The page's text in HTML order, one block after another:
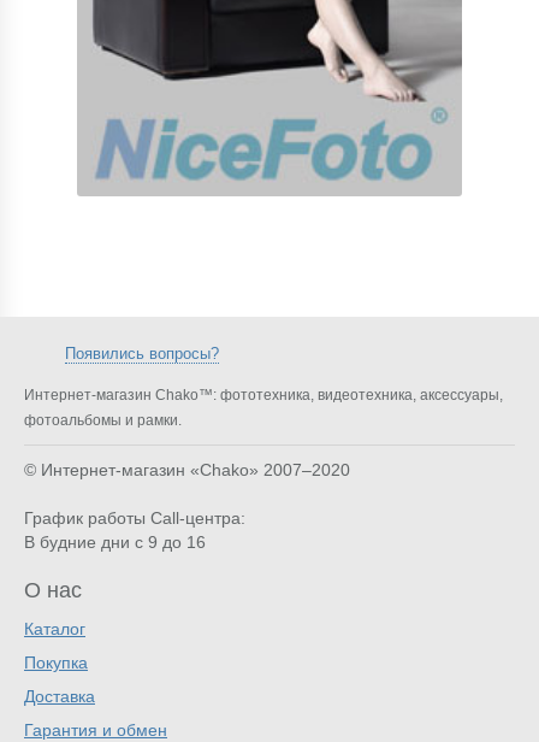
Появились вопросы?
Интернет-магазин Chako™: фототехника, видеотехника, аксессуары,
фотоальбомы и рамки.
© Интернет-магазин «Chako» 2007–2020
График работы Call-центра:
В будние дни с 9 до 16
О нас
Каталог
Покупка
Доставка
Гарантия и обмен